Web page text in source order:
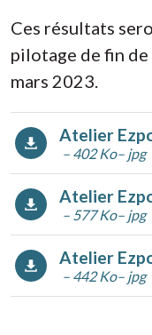
Ces résultats
pilotage de fin de
mars 2023.
Atelier
– 402 Ko– jpg
Atelier
– 577 Ko– jpg
Atelier
– 442 Ko– jpg